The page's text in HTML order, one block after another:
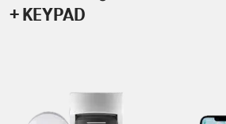
+ KEYPAD